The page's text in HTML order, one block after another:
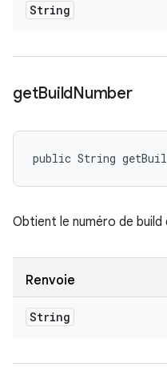
String
getBuildNumber
public String
Obtient le numéro de
Renvoie
String